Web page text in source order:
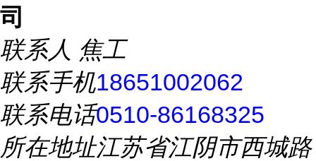
司
联系人 焦工
联系手机18651002062
联系电话0510-86168325
所在地址江苏省江阴市西城路